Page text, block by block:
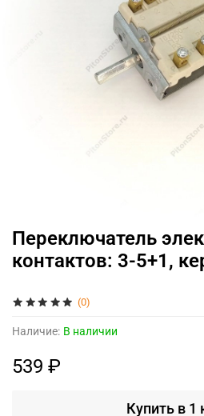
(0)
Наличие: В наличии
Переключатель
контактов: 3-5+1,
539 ₽
Купить в 1